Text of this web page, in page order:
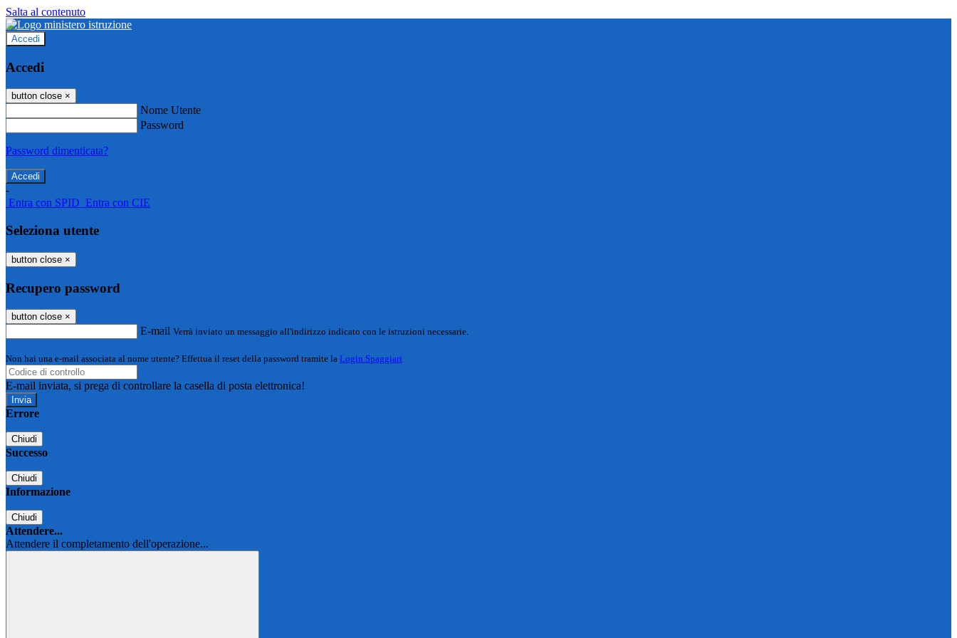
Salta al contenuto
Accedi
Accedi
button close ×
Nome Utente
Password
Password dimenticata?
-
Entra con SPID Entra con CIE
Seleziona utente
button close ×
Recupero password
button close ×
E-mail Verrà inviato un messaggio all'indirizzo indicato con le istruzioni necessarie.
Non hai una e-mail associata al nome utente? Effettua il reset della password tramite la Login Spaggiari
E-mail inviata, si prega di controllare la casella di posta elettronica!
Errore
Chiudi
Successo
Chiudi
Informazione
Chiudi
Attendere...
Attendere il completamento dell'operazione...